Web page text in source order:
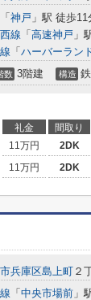
「 神戸 」駅 徒歩11
線 「 高速神戸 」
「 ハーバーラン
数 3階建 構造
礼金 間取り
11万円 2DK
11万円 2DK
兵庫区島上町 ２
「 中央市場前 」